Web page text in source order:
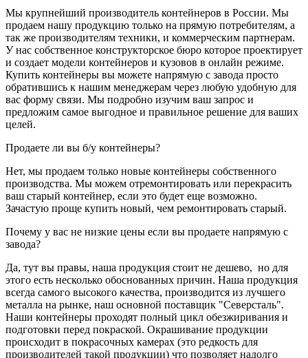
Мы крупнейший производитель контейнеров в России. Мы
продаем нашу продукцию только на прямую потребителям, а
так же производителям техники, и коммерческим партнерам.
У нас собственное конструкторское бюро которое проектирует
и создает модели контейнеров и кузовов в онлайн режиме.
Купить контейнеры вы можете напрямую с завода просто
обратившись к нашим менеджерам через любую удобную для
вас форму связи. Мы подробно изучим ваш запрос и
предложим самое выгодное и правильное решение для ваших
целей.
Продаете ли вы б/у контейнеры?
Нет, мы продаем только новые контейнеры собственного
производства. Мы можем отремонтировать или перекрасить
ваш старый контейнер, если это будет еще возможно.
Зачастую проще купить новый, чем ремонтировать старый.
Почему у вас не низкие цены если вы продаете напрямую с
завода?
Да, тут вы правы, наша продукция стоит не дешево, но для
этого есть несколько обоснованных причин. Наша продукция
всегда самого высокого качества, производится из лучшего
металла на рынке, наш основной поставщик "Северсталь".
Наши контейнеры проходят полный цикл обезжиривания и
подготовки перед покраской. Окрашивание продукции
происходит в покрасочных камерах (это редкость для
производителей такой продукции) что позволяет надолго